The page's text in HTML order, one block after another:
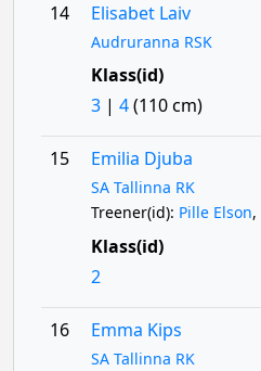
14 Elisabet Laiv
Audruranna RSK
Klass(id)
3| 4(110 cm)
15 Emilia Djuba
SA Tallinna RK
Treener(id): Pille Elson,
Klass(id)
2
16 Emma Kips
SA Tallinna RK